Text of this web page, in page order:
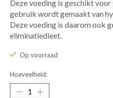
Deze voeding is geschikt
gebruik wordt gemaakt van
Deze voeding is daarom ook
eliminatiedieet.
Op voorraad
Hoeveelheid: